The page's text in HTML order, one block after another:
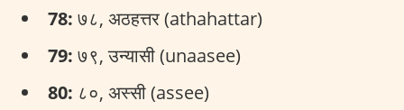
78: ७८, अठहत्तर (athahattar)
79: ७९, उन्यासी (unaasee)
80: ८०, अस्सी (assee)